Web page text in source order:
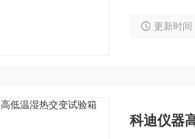
邮电通讯、
更新时间
科迪仪器